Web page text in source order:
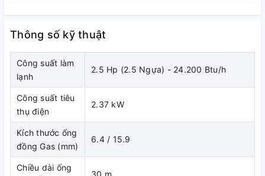
Lắp đặt dễ dàng mang lại sự linh hoạt trong thiết kế.
Dễ dàng bảo dưỡng.
Lưới lọc bụi chịu dầu cải tiến.
Xuất xứ: Chính hãng Thái Lan.
Bảo hành: Máy 2 năm, máy nén 5 năm.
Thông số kỹ thuật
Công suất làm
lạnh
2.5 Hp (2.5 Ngựa) - 24.200 Btu/h
Công suất tiêu
thụ điện
2.37 kW
Kích thước ống
đồng Gas (mm)
6.4 / 15.9
Chiều dài ống
30 m